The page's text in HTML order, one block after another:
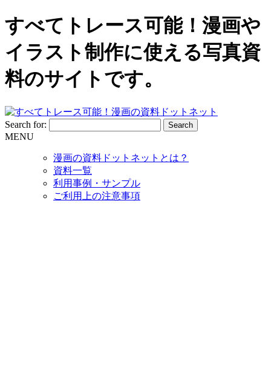
すべてトレース可能！漫画や
イラスト制作に使える写真資
料のサイトです。
Search for:
MENU
漫画の資料ドットネットとは？
資料一覧
利用事例・サンプル
ご利用上の注意事項